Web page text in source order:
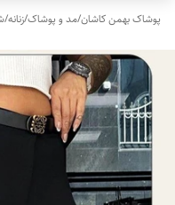
پوشاک بهمن کاشان/مد و پوشاک/زنانه/